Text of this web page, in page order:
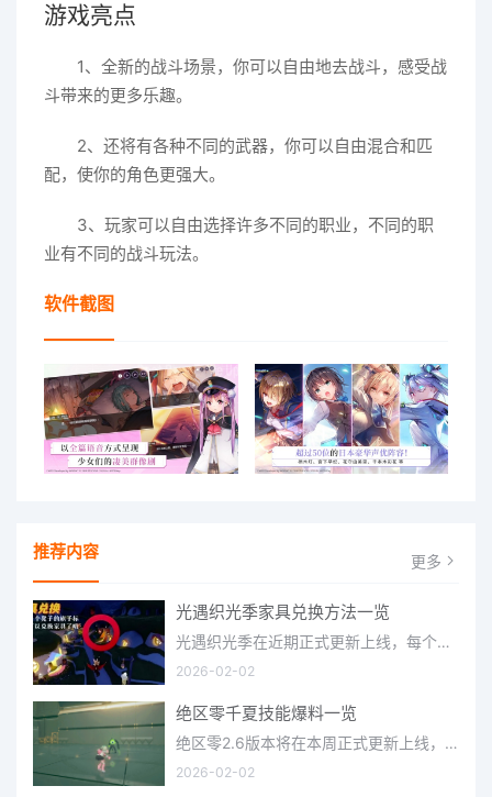
游戏亮点
1、全新的战斗场景，你可以自由地去战斗，感受战
斗带来的更多乐趣。
2、还将有各种不同的武器，你可以自由混合和匹
配，使你的角色更强大。
3、玩家可以自由选择许多不同的职业，不同的职
业有不同的战斗玩法。
软件截图
推荐内容 更多
光遇织光季家具兑换方法一览
光遇织光季在近期正式更新上线，每个季节都有着许多全新内容和资讯可以让你来体验，不少刚体验的小伙伴想要知道
2026-02-02
绝区零千夏技能爆料一览
绝区零2.6版本将在本周正式更新上线，上周的前瞻直播官方给玩家们带来关于最新版本的卡池信息和相关活动内容，
2026-02-02